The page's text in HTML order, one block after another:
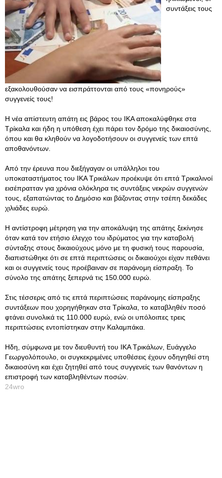
συντάξεις τους
εξακολουθούσαν να εισπράττονται από τους «πονηρούς»
συγγενείς τους!
Η νέα απίστευτη απάτη εις βάρος του ΙΚΑ αποκαλύφθηκε στα
Τρίκαλα και ήδη η υπόθεση έχει πάρει τον δρόμο της δικαιοσύνης,
όπου και θα κληθούν να λογοδοτήσουν οι συγγενείς των επτά
αποθανόντων.
Από την έρευνα που διεξήγαγαν οι υπάλληλοι του
υποκαταστήματος του ΙΚΑ Τρικάλων προέκυψε ότι επτά Τρικαλινοί
εισέπρατταν για χρόνια ολόκληρα τις συντάξεις νεκρών συγγενών
τους, εξαπατώντας το Δημόσιο και βάζοντας στην τσέπη δεκάδες
χιλιάδες ευρώ.
Η αντίστροφη μέτρηση για την αποκάλυψη της απάτης ξεκίνησε
όταν κατά τον ετήσιο έλεγχο του ιδρύματος για την καταβολή
σύνταξης στους δικαιούχους μόνο με τη φυσική τους παρουσία,
διαπιστώθηκε ότι σε επτά περιπτώσεις οι δικαιούχοι είχαν πεθάνει
και οι συγγενείς τους προέβαιναν σε παράνομη είσπραξη. Το
σύνολο της απάτης ξεπερνά τις 150.000 ευρώ.
Στις τέσσερις από τις επτά περιπτώσεις παράνομης είσπραξης
συντάξεων που χορηγήθηκαν στα Τρίκαλα, το καταβληθέν ποσό
φτάνει συνολικά τις 110.000 ευρώ, ενώ οι υπόλοιπες τρεις
περιπτώσεις εντοπίστηκαν στην Καλαμπάκα.
Ηδη, σύμφωνα με τον διευθυντή του ΙΚΑ Τρικάλων, Ευάγγελο
Γεωργολόπουλο, οι συγκεκριμένες υποθέσεις έχουν οδηγηθεί στη
δικαιοσύνη και έχει ζητηθεί από τους συγγενείς των θανόντων η
επιστροφή των καταβληθέντων ποσών.
24wro